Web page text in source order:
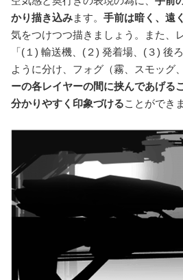
かり描き込みます。 手前は暗く、遠
気をつけつつ描きましょう。また、
「(１) 輸送機、(２) 発着場、(３) 後
ように分け、フォグ（霧、スモッグ
ーの各レイヤーの間に挟んであげる
分かりやすく印象づけることができ